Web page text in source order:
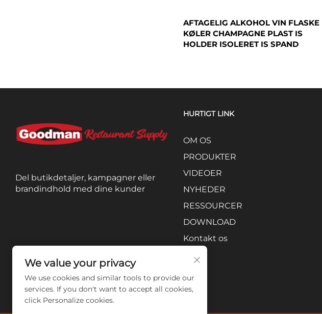
AFTAGELIG ALKOHOL VIN FLASKE
KØLER CHAMPAGNE PLAST IS
HOLDER ISOLERET IS SPAND
Del butikdetaljer, kampagner eller
brandindhold med dine kunder
HURTIGT LINK
OM OS
PRODUKTER
VIDEOER
NYHEDER
RESSOURCER
DOWNLOAD
Kontakt os
We value your privacy
We use cookies and similar tools to provide our
services. If you don't want to accept all cookies,
click Personalize cookies.